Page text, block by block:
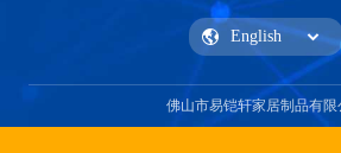
佛山市易铠轩家居制品有限